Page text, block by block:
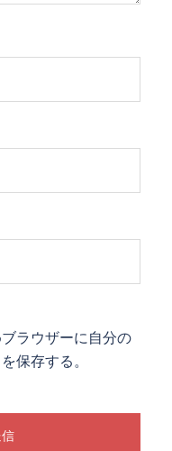
ラウザーに自分の
保存する。